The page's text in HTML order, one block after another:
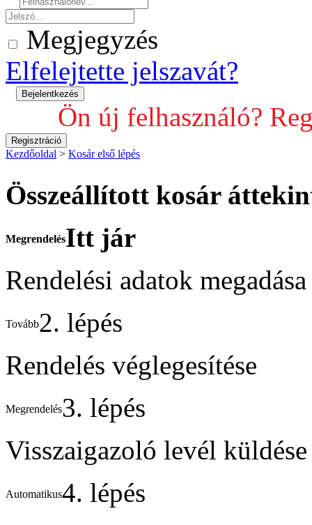
Megjegyzés
Elfelejtette jelszavát?
Ön új felhasználó?
Kezdőoldal > Kosár első lépés
Összeállított kosár
MegrendelésItt jár
Rendelési adatok megadása
Tovább2. lépés
Rendelés véglegesítése
Megrendelés3. lépés
Visszaigazoló levél küldése
Automatikus4. lépés